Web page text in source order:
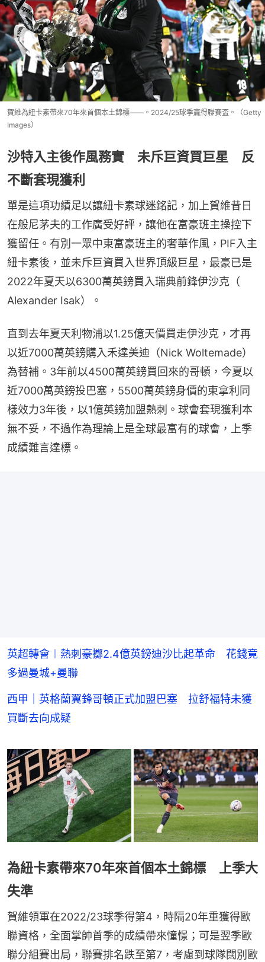
賀維為紐卡素帶來70年來首個本土錦標——。2024/25球季贏得聯賽盃。（Getty
Images）
沙特入主後作風務實 未斥巨資買巨星 反
不斷套現獲利
單是這項功績足以讓紐卡素球迷銘記，加上賀維昔日
在般尼茅夫的工作廣受好評，讓他在富豪班主操控下
獲留任。有別一眾中東富豪班主的奢華作風，PIF入主
紐卡素後，並未斥巨資買入世界頂級巨星，最豪已是
2022年夏天以6300萬英鎊買入瑞典前鋒伊沙克（
Alexander Isak）。
直到去年夏天利物浦以1.25億天價買走伊沙克，才再
以近7000萬英鎊購入禾達美迪（Nick Woltemade）
為替補。3年前以4500萬英鎊買回來的哥頓，今夏以
近7000萬英鎊投巴塞，5500萬英鎊身價的東拿利同
樣效力3年後，以1億英鎊加盟熱刺。球會套現獲利本
無不妥，不過作為理論上是全球最富有的球會，上季
成績難言達標。
英超轉會︱熱刺豪擲2.4億英鎊迪沙比起革命 花錢竟
多過曼城+曼聯
西甲｜英格蘭翼鋒哥頓正式加盟巴塞 拉舒福特未獲
買斷去向成疑
為紐卡素帶來70年來首個本土錦標 上季大
失準
賀維領軍在2022/23球季得第4，時隔20年重獲得歐
聯資格，全面掌帥首季的成績帶來憧憬；可是翌季歐
聯分組賽出局，聯賽排名跌至第7，考慮到球隊闊別歐